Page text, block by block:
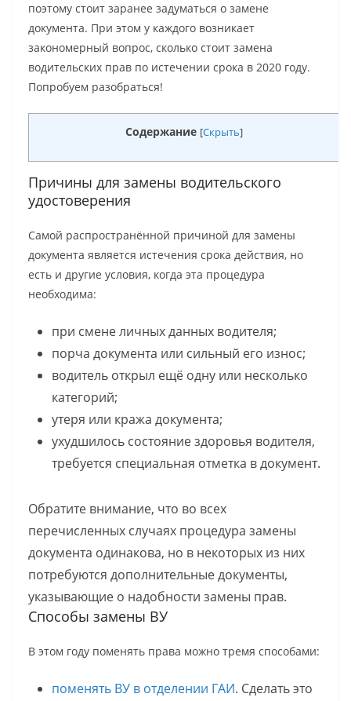
поэтому стоит заранее задуматься о замене
документа. При этом у каждого возникает
закономерный вопрос, сколько стоит замена
водительских прав по истечении срока в 2020 году.
Попробуем разобраться!
Содержание [Скрыть]
Причины для замены водительского
удостоверения
Самой распространённой причиной для замены
документа является истечения срока действия, но
есть и другие условия, когда эта процедура
необходима:
при смене личных данных водителя;
порча документа или сильный его износ;
водитель открыл ещё одну или несколько
категорий;
утеря или кража документа;
ухудшилось состояние здоровья водителя,
требуется специальная отметка в документ.
Обратите внимание, что во всех
перечисленных случаях процедура замены
документа одинакова, но в некоторых из них
потребуются дополнительные документы,
указывающие о надобности замены прав.
Способы замены ВУ
В этом году поменять права можно тремя способами:
поменять ВУ в отделении ГАИ. Сделать это